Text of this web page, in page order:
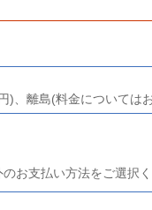
)、離島(料金については
お支払い方法をご選択く